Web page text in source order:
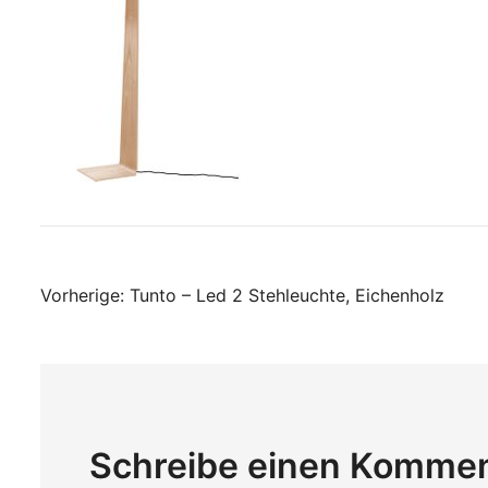
Beitragsnavigation
Vorherige: Tunto – Led 2 Stehleuchte, Eichenholz
Schreibe einen